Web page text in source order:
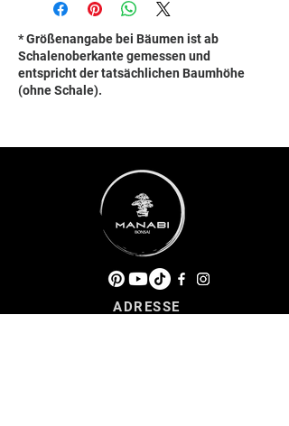
* Größenangabe bei Bäumen ist ab
Schalenoberkante gemessen und
entspricht der tatsächlichen Baumhöhe
(ohne Schale).
ADRESSE